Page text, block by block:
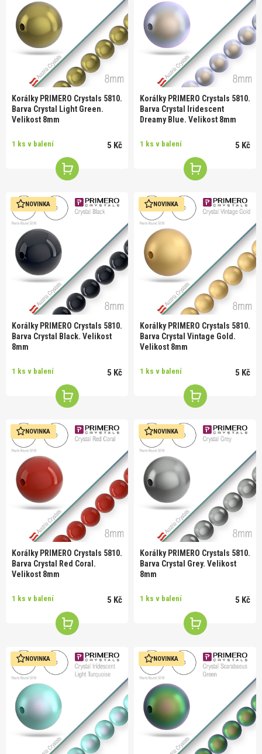
Korálky PRIMERO Crystals 5810.
Barva Crystal Light Green.
Velikost 8mm
1 ks v balení 5 Kč
Korálky PRIMERO Crystals 5810.
Barva Crystal Iridescent
Dreamy Blue. Velikost 8mm
1 ks v balení 5 Kč
NOVINKA
Korálky PRIMERO Crystals 5810.
Barva Crystal Black. Velikost
8mm
1 ks v balení 5 Kč
NOVINKA
Korálky PRIMERO Crystals 5810.
Barva Crystal Vintage Gold.
Velikost 8mm
1 ks v balení 5 Kč
NOVINKA
Korálky PRIMERO Crystals 5810.
Barva Crystal Red Coral.
Velikost 8mm
1 ks v balení 5 Kč
NOVINKA
Korálky PRIMERO Crystals 5810.
Barva Crystal Grey. Velikost
8mm
1 ks v balení 5 Kč
NOVINKA NOVINKA